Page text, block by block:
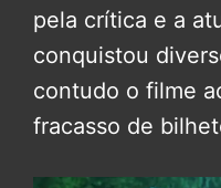
pela crítica e a
conquistou
contudo o filme
fracasso de